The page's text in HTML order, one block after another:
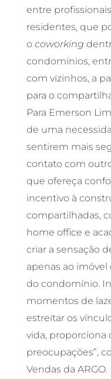
entre
residentes, que
o coworking
condomínios,
com vizinhos, a
para o
Para Emerson
de uma
sentirem mais
contato com
que ofereça
incentivo à
compartilhadas,
home office e
criar a sensação
apenas ao
do condomínio.
momentos de
estreitar os
vida, proporciona
preocupações”,
Vendas da ARGO.